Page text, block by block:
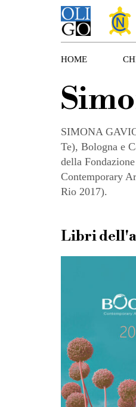
HOME
SIMONA
Te), Bologna e
della
Contemporary
Rio 2017).
Libri